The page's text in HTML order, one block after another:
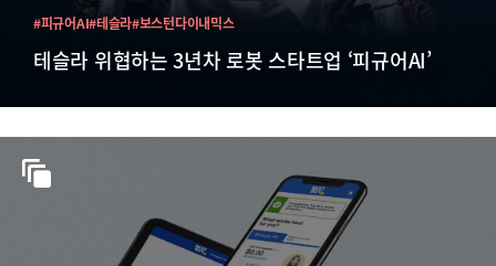
테슬라 위협하는 3년차 로봇 스타트업 ‘피규어AI’
#피규어AI#테슬라#보스턴다이내믹스